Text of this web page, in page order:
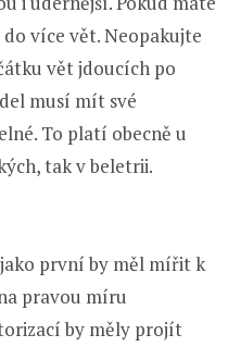
více vět. Neopakujte
vět jdoucích po
musí mít své
To platí obecně u
tak v beletrii.
první by měl mířit k
pravou míru
by měly projít